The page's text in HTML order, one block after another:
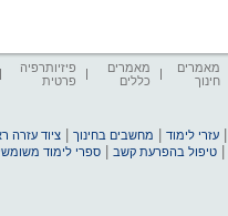
מאמרים
חינוך
מאמרים
כללים
פיזיותרפיה
פרטית
עזרי לימוד מחשבים בחינוך |ציוד עזרה
|טיפול בהפרעת קשב |ספרי לימוד